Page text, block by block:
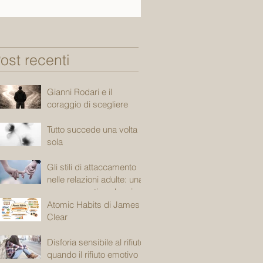
recenti
Gianni Rodari e il
coraggio di scegliere
Tutto succede una volta
sola
Gli stili di attaccamento
nelle relazioni adulte: una
mappa emotiva che ci
accompagna
Atomic Habits di James
Clear
Disforia sensibile al rifiuto:
quando il rifiuto emotivo